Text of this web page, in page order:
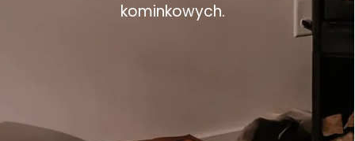
kominkowych.